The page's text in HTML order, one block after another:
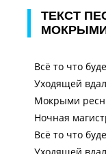
ТЕКСТ
Всё то что
Уходящей
Мокрыми
Ночная
Всё то что